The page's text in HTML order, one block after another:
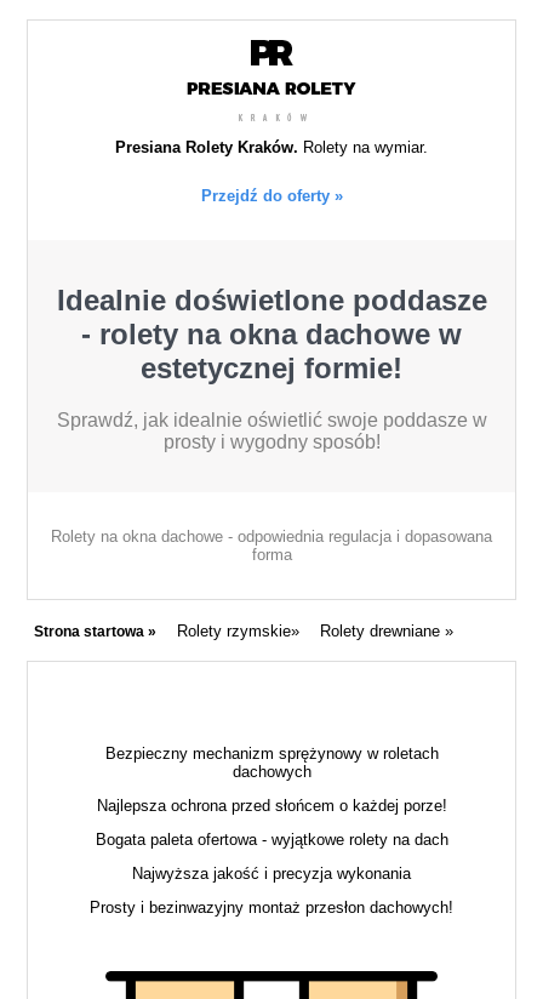
Presiana Rolety Kraków. Rolety na wymiar.
Przejdź do oferty »
Idealnie doświetlone poddasze
- rolety na okna dachowe w
estetycznej formie!
Sprawdź, jak idealnie oświetlić swoje poddasze w
prosty i wygodny sposób!
Rolety na okna dachowe - odpowiednia regulacja i dopasowana
forma
Strona startowa » Rolety rzymskie» Rolety drewniane »
Bezpieczny mechanizm sprężynowy w roletach
dachowych
Najlepsza ochrona przed słońcem o każdej porze!
Bogata paleta ofertowa - wyjątkowe rolety na dach
Najwyższa jakość i precyzja wykonania
Prosty i bezinwazyjny montaż przesłon dachowych!